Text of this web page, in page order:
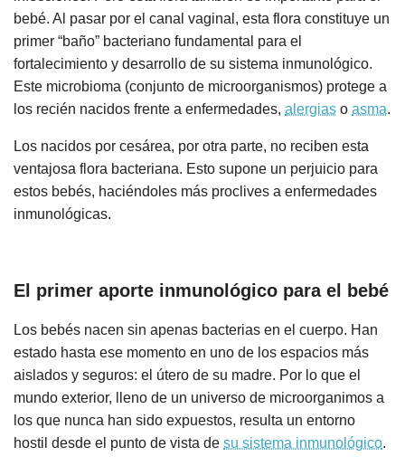
bebé. Al pasar por el canal vaginal, esta flora constituye un
primer “baño” bacteriano fundamental para el
fortalecimiento y desarrollo de su sistema inmunológico.
Este microbioma (conjunto de microorganismos) protege a
los recién nacidos frente a enfermedades, alergias o asma.
Los nacidos por cesárea, por otra parte, no reciben esta
ventajosa flora bacteriana. Esto supone un perjuicio para
estos bebés, haciéndoles más proclives a enfermedades
inmunológicas.
El primer aporte inmunológico para el bebé
Los bebés nacen sin apenas bacterias en el cuerpo. Han
estado hasta ese momento en uno de los espacios más
aislados y seguros: el útero de su madre. Por lo que el
mundo exterior, lleno de un universo de microorganimos a
los que nunca han sido expuestos, resulta un entorno
hostil desde el punto de vista de su sistema inmunológico.